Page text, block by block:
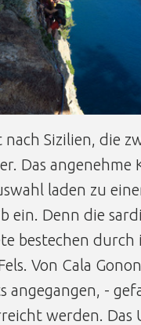
nach Sizilien, die
Das angenehme
laden zu
ein. Denn die
bestechen durch
Von Cala
angegangen, -
werden. Das